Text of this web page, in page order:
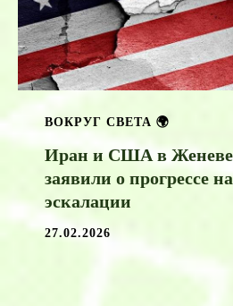
ВОКРУГ СВЕТА 🌍
Иран и США в
заявили о прогрессе
эскалации
27.02.2026